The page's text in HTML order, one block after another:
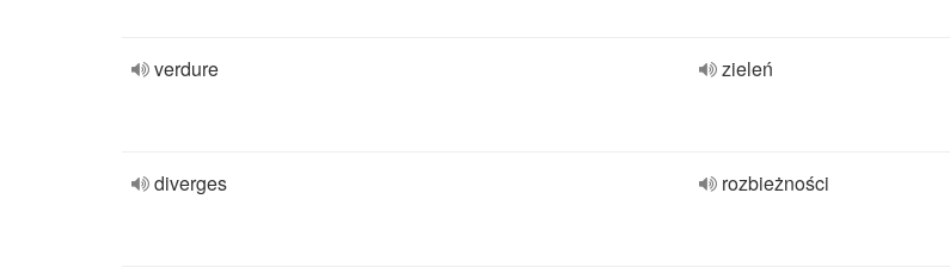
verdure zieleń
diverges rozbieżności